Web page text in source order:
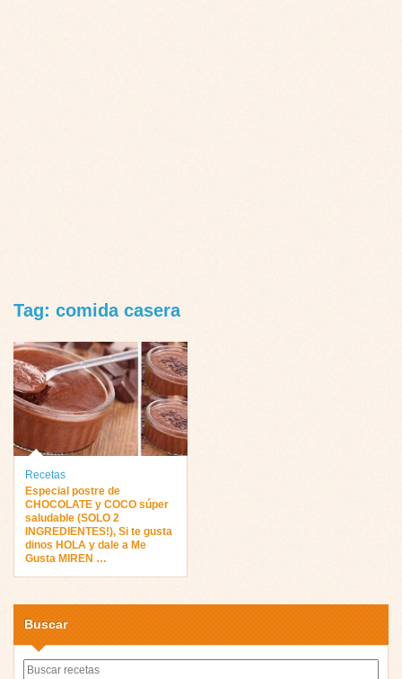
Tag: comida casera
Recetas
Especial postre de
CHOCOLATE y COCO súper
saludable (SOLO 2
INGREDIENTES!), Si te gusta
dinos HOLA y dale a Me
Gusta MIREN …
Buscar